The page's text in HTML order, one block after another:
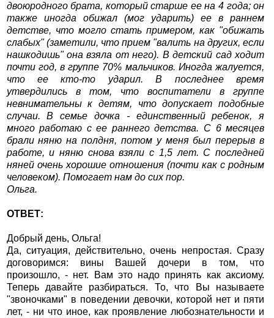
двоюродного брата, который старше ее на 4 года; он
также иногда обижал (мог ударить) ее в раннем
детстве, что могло стать примером, как "обижать
слабых" (заметили, что прием "валить на других, если
нашкодишь" она взяла от него). В детский сад ходит
почти год, в группе 70% мальчиков. Иногда жалуется,
что ее кто-то ударил. В последнее время
утвердились в том, что воспитатели в группе
невнимательны к детям, что допускает подобные
случаи. В семье дочка - единственный ребенок, я
много работаю с ее раннего детства. С 6 месяцев
брали няню на полдня, потом у меня был перерыв в
работе, и няню снова взяли с 1,5 лет. С последней
няней очень хорошие отношения (почти как с родным
человеком). Помогает нам до сих пор.
Ольга.
ОТВЕТ:
Добрый день, Ольга!
Да, ситуация, действительно, очень непростая. Сразу
договоримся: вины Вашей дочери в том, что
произошло, - нет. Вам это надо принять как аксиому.
Теперь давайте разбираться. То, что Вы называете
"звоночками" в поведении девочки, которой нет и пяти
лет, - ни что иное, как проявление любознательности и